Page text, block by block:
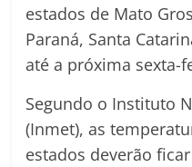
estados de Mato
Paraná, Santa
até a próxima sexta-
Segundo o Instituto
(Inmet), as
estados deverão